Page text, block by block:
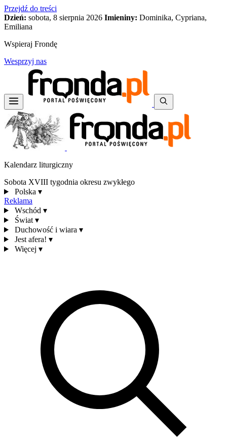
Przejdź do treści
Dzień: sobota, 8 sierpnia 2026 Imieniny: Dominika, Cypriana,
Emiliana
Wspieraj Frondę
Wesprzyj nas
Kalendarz liturgiczny
Sobota XVIII tygodnia okresu zwykłego
Polska ▾
Reklama
Wschód ▾
Świat ▾
Duchowość i wiara ▾
Jest afera! ▾
Więcej ▾